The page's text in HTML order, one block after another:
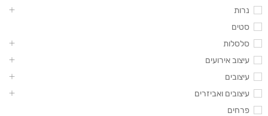
נרות
סטים
סלסלות
עיצוב אירועים
עיצובים
עיצובים ואביזרים
פרחים